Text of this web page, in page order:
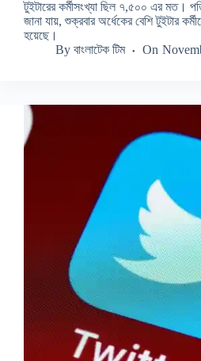
টুইটারের কর্মীসংখ্যা ছিল ৭,৫০০ এর মত।
জানা যায়, শুক্রবার অর্ধেকের বেশি টুইটার
হয়েছে।
By বাংলাটেক টিম On